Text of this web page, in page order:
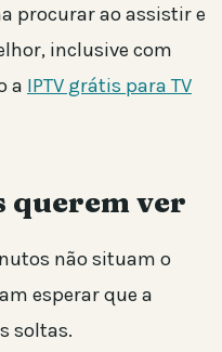
procurar ao assistir e
inclusive com
a IPTV grátis para TV
querem ver
não situam o
esperar que a
soltas.